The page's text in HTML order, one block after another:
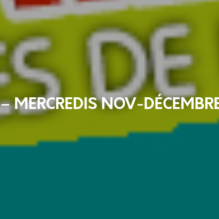
MERCREDIS NOV-